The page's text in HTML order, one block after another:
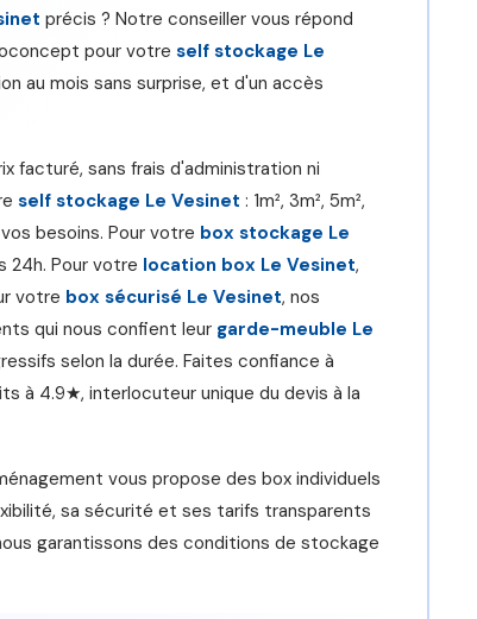
précis ? Notre conseiller vous répond
pour votre self stockage Le
au mois sans surprise, et d'un accès
facturé, sans frais d'administration ni
self stockage Le Vesinet : 1m², 3m², 5m²,
besoins. Pour votre box stockage Le
24h. Pour votre location box Le Vesinet,
votre box sécurisé Le Vesinet, nos
qui nous confient leur garde-meuble Le
selon la durée. Faites confiance à
à 4.9★, interlocuteur unique du devis à la
vous propose des box individuels
sa sécurité et ses tarifs transparents
garantissons des conditions de stockage